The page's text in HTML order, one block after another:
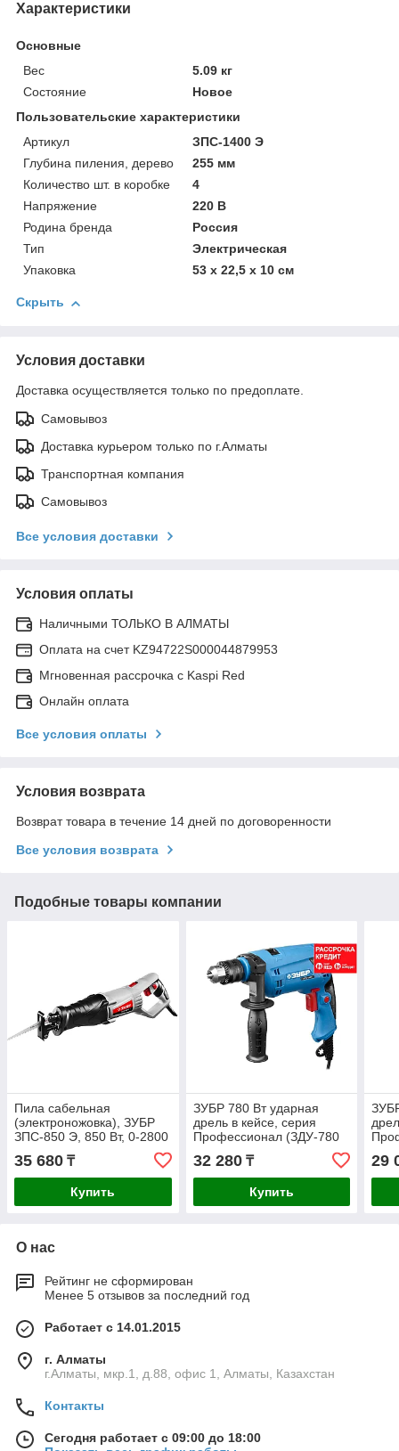
Характеристики
Основные
Вес
5.09 кг
Состояние
Новое
Пользовательские характеристики
Артикул
ЗПС-1400 Э
Глубина пиления, дерево
255 мм
Количество шт. в коробке
4
Напряжение
220 В
Родина бренда
Россия
Тип
Электрическая
Упаковка
53 x 22,5 x 10 см
Скрыть
Условия доставки
Доставка осуществляется только по предоплате.
Самовывоз
Доставка курьером только по г.Алматы
Транспортная компания
Самовывоз
Все условия доставки
Условия оплаты
Наличными ТОЛЬКО В АЛМАТЫ
Оплата на счет KZ94722S000044879953
Мгновенная рассрочка с Kaspi Red
Онлайн оплата
Все условия оплаты
Условия возврата
Возврат товара в течение 14 дней по договоренности
Все условия возврата
Подобные товары компании
Пила сабельная
(электроножовка), ЗУБР
ЗПС-850 Э, 850 Вт, 0-2800
(дерево), 12 мм (сталь),
35 680 ₸
Купить
ЗУБР 780 Вт ударная
дрель в кейсе, серия
Профессионал (ЗДУ-780
32 280₸
Купить
29
О нас
Рейтинг не сформирован
Менее 5 отзывов за последний год
Работает с 14.01.2015
г. Алматы
г.Алматы, мкр.1, д.88, офис 1, Алматы, Казахстан
Контакты
Сегодня работает с 09:00 до 18:00